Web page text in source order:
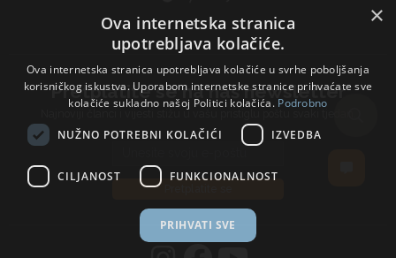
Pretplatite se na naš newsletter
Najnoviji članci i vijesti stižu u vašu pristiglu poštu svaki tjedan.
×
Ova internetska stranica
upotrebljava kolačiće.
Ova internetska stranica upotrebljava kolačiće u svrhe poboljšanja
korisničkog iskustva. Uporabom internetske stranice prihvaćate sve
kolačiće sukladno našoj Politici kolačića. Podrobno
NUŽNO POTREBNI KOLAČIĆI IZVEDBA
CILJANOST FUNKCIONALNOST
PRIHVATI SVE